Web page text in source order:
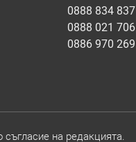
0888 834 837
0888 021 706
0886 970 269
на редакцията.